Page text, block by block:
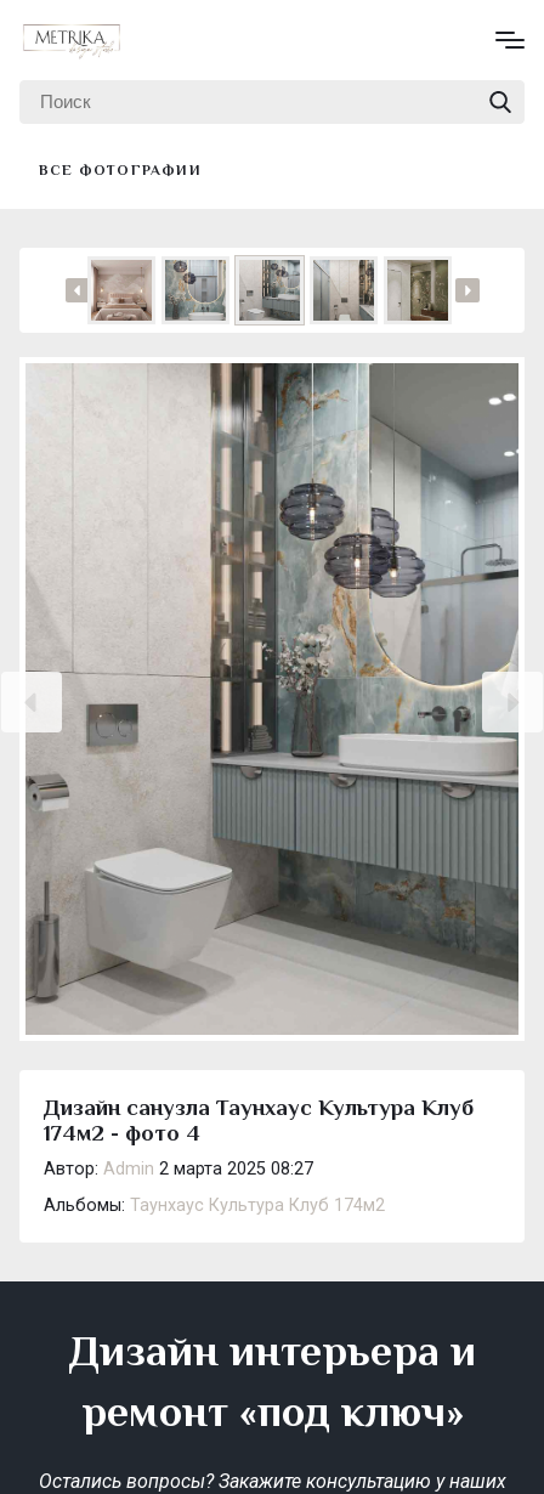
ВСЕ ФОТОГРАФИИ
Дизайн санузла Таунхаус Культура Клуб
174м2 - фото 4
Автор: Admin 2 марта 2025 08:27
Альбомы: Таунхаус Культура Клуб 174м2
Дизайн интерьера и
ремонт «под ключ»
Остались вопросы? Закажите консультацию у наших